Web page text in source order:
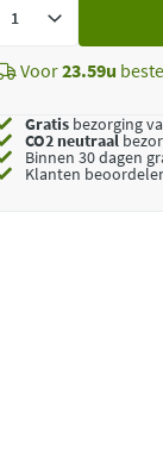
Voor23.59u
Gratis bezorging
CO2 neutraal
Binnen 30 dagen
Klanten